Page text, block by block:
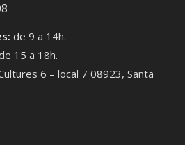
de 9 a 14h.
15 a 18h.
6 – local 7 08923, Santa